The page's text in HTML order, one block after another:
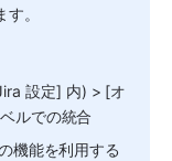
。
設定] 内) > [オ
ルでの統合
機能を利用する